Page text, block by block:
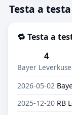
Testa a testa
🔁 Testa a
4
Bayer
2026-05-02
2025-12-20 RB